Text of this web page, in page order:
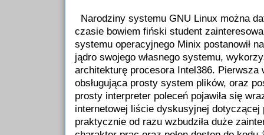
Narodziny systemu GNU Linux można
czasie bowiem fiński student
systemu operacyjnego Minix postanowił
jądro swojego własnego systemu,
architekturę procesora Intel386. Pierwsza
obsługująca prosty system plików, oraz
prosty interpreter poleceń pojawiła się
internetowej liście dyskusyjnej dotyczącej
praktycznie od razu wzbudziła duże